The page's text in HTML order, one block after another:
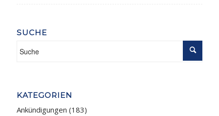
SUCHE
KATEGORIEN
Ankündigungen (183)